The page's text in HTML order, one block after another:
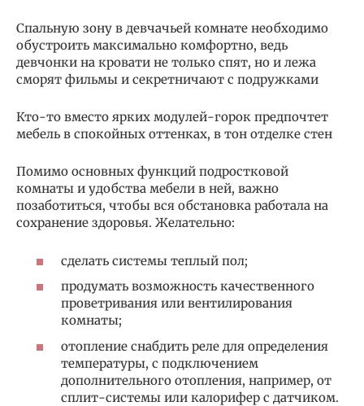
Спальную зону в девчачьей комнате необходимо
обустроить максимально комфортно, ведь
девчонки на кровати не только спят, но и лежа
сморят фильмы и секретничают с подружками
Кто-то вместо ярких модулей-горок предпочтет
мебель в спокойных оттенках, в тон отделке стен
Помимо основных функций подростковой
комнаты и удобства мебели в ней, важно
позаботиться, чтобы вся обстановка работала на
сохранение здоровья. Желательно:
сделать системы теплый пол;
продумать возможность качественного
проветривания или вентилирования
комнаты;
отопление снабдить реле для определения
температуры, с подключением
дополнительного отопления, например, от
сплит-системы или калорифер с датчиком.